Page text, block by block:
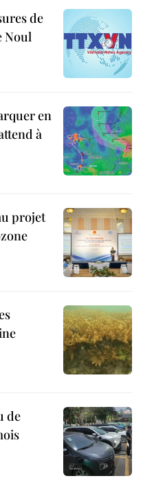
de
Noul
en
à
projet
de